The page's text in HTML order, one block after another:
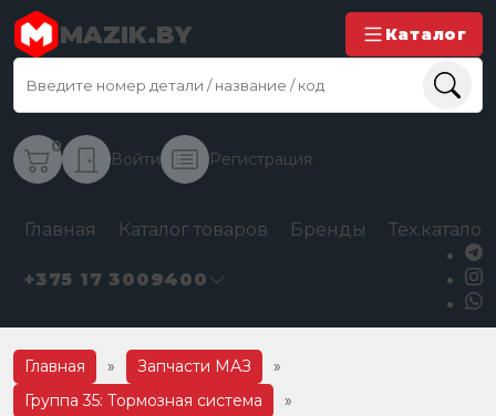
MAZIK.BY Каталог
0
Войти Регистрация
Главная Каталог товаров Бренды
+375 17 3009400
Главная » Запчасти МАЗ
»
Группа 35: Тормозная система
»